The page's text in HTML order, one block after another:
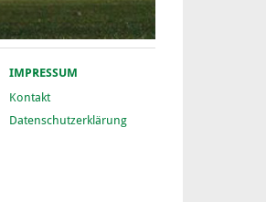
IMPRESSUM
Kontakt
Datenschutzerklärung